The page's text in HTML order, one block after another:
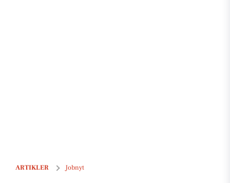
ARTIKLER Jobnyt
Pædagog til SFO1 på Tuse Skole med fokus på natur og kreativitet